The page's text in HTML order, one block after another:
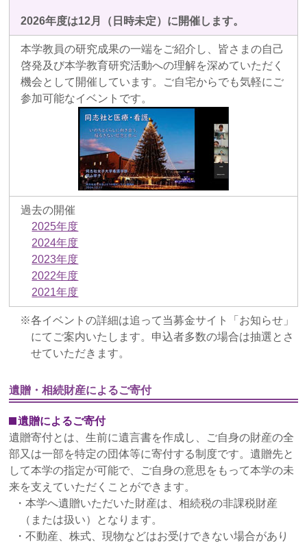
2026年度は12月（日時未定）に開催します。
本学教員の研究成果の一端をご紹介し、皆さまの自己
啓発及び本学教育研究活動への理解を深めていただく
機会として開催しています。ご自宅からでも気軽にご
参加可能なイベントです。
過去の開催
2025年度
2024年度
2023年度
2022年度
2021年度
各イベントの詳細は追って当募金サイト「お知らせ」
にてご案内いたします。申込者多数の場合は抽選とさ
せていただきます。
遺贈・相続財産によるご寄付
遺贈によるご寄付
遺贈寄付とは、生前に遺言書を作成し、ご自身の財産の全
部又は一部を特定の団体等に寄付する制度です。遺贈先と
して本学の指定が可能で、ご自身の意思をもって本学の未
来を支えていただくことができます。
・本学へ遺贈いただいた財産は、相続税の非課税財産
（または扱い）となります。
・不動産、株式、現物などはお受けできない場合があり